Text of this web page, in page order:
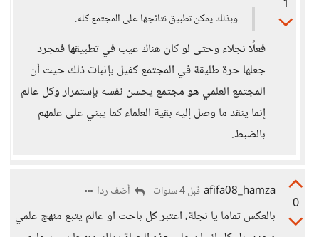
1
وبذلك يمكن تطبيق نتائجها على المجتمع كله.
فعلًا نجلاء وحتى لو كان هناك عيب في تطبيقها فمجرد
جعلها حرة طليقة في المجتمع كفيل بإثبات ذلك حيث أن
المجتمع العلمي هو مجتمع يحسن نفسه بإستمرار وكل عالم
إنما ينقد ما وصل إليه بقية العلماء كما يبني على علمهم
بالضبط.
0
afifa08_hamza قبل 4 سنوات أضف ردا
بالعكس تماما يا نجلة، اعتبر كل باحث او عالم يتبع منهج علمي